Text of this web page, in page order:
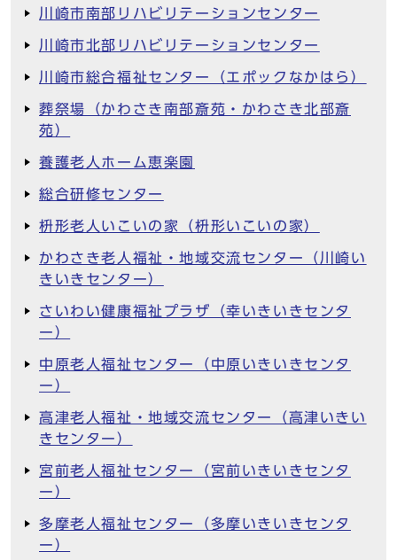
川崎市南部リハビリテーションセンター
川崎市北部リハビリテーションセンター
川崎市総合福祉センター（エポックなかはら）
葬祭場（かわさき南部斎苑・かわさき北部斎
苑）
養護老人ホーム恵楽園
総合研修センター
枡形老人いこいの家（枡形いこいの家）
かわさき老人福祉・地域交流センター（川崎い
きいきセンター）
さいわい健康福祉プラザ（幸いきいきセンタ
ー）
中原老人福祉センター（中原いきいきセンタ
ー）
高津老人福祉・地域交流センター（高津いきい
きセンター）
宮前老人福祉センター（宮前いきいきセンタ
ー）
多摩老人福祉センター（多摩いきいきセンタ
ー）